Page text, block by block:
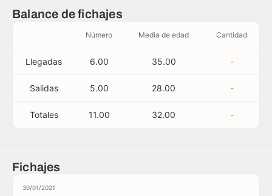
Balance de fichajes
Número Media de edad Cantidad
Llegadas 6.00 35.00 -
Salidas 5.00 28.00 -
Totales 11.00 32.00 -
Fichajes
30/01/2021